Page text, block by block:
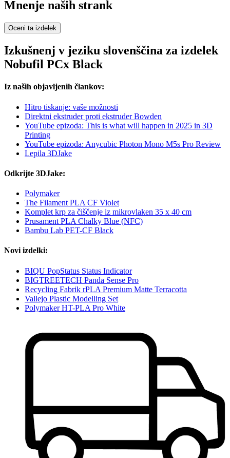
Mnenje naših strank
Oceni ta izdelek
Izkušnenj v jeziku slovenščina za izdelek
Nobufil PCx Black
Iz naših objavljenih člankov:
Hitro tiskanje: vaše možnosti
Direktni ekstruder proti ekstruder Bowden
YouTube epizoda: This is what will happen in 2025 in 3D
Printing
YouTube epizoda: Anycubic Photon Mono M5s Pro Review
Lepila 3DJake
Odkrijte 3DJake:
Polymaker
The Filament PLA CF Violet
Komplet krp za čiščenje iz mikrovlaken 35 x 40 cm
Prusament PLA Chalky Blue (NFC)
Bambu Lab PET-CF Black
Novi izdelki:
BIQU PopStatus Status Indicator
BIGTREETECH Panda Sense Pro
Recycling Fabrik rPLA Premium Matte Terracotta
Vallejo Plastic Modelling Set
Polymaker HT-PLA Pro White